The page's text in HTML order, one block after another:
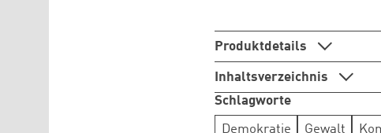
Produktdetails
Inhaltsverzeichnis
Schlagworte
Demokratie Gewalt